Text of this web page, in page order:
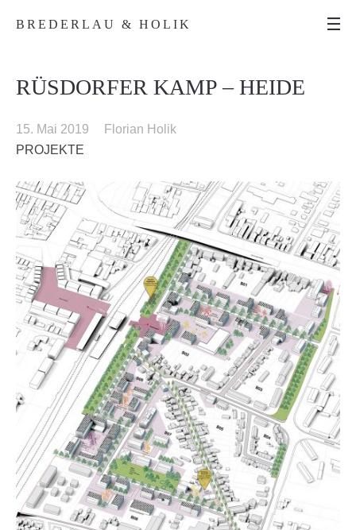
BREDERLAU & HOLIK
RÜSDORFER KAMP – HEIDE
15. Mai 2019
Florian Holik
PROJEKTE